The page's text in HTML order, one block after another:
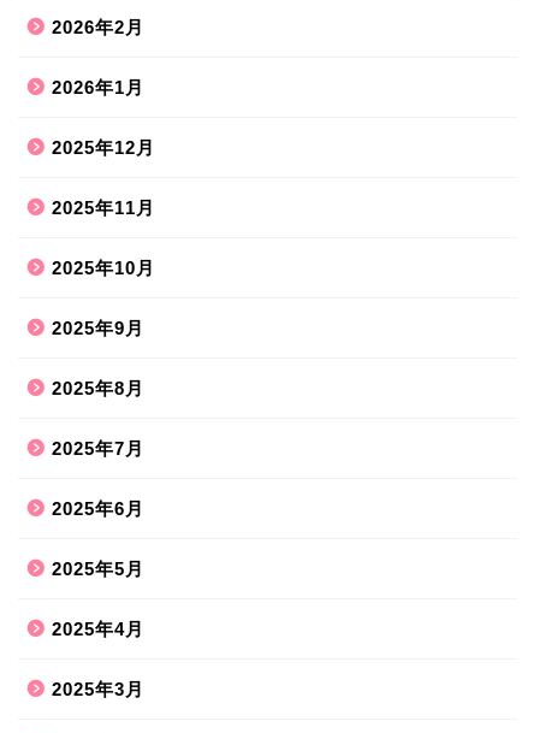
2026年2月
2026年1月
2025年12月
2025年11月
2025年10月
2025年9月
2025年8月
2025年7月
2025年6月
2025年5月
2025年4月
2025年3月